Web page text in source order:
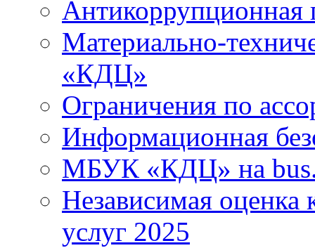
Антикоррупционная
Материально-
«КДЦ»
Ограничения по
Информационная
МБУК «КДЦ» на
Независимая оценка
услуг 2025